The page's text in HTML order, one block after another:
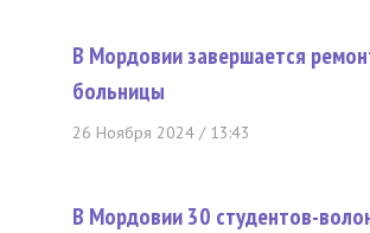
В Мордовии завершается
больницы
26 Ноября 2024 / 13:43
В Мордовии 30 студентов-